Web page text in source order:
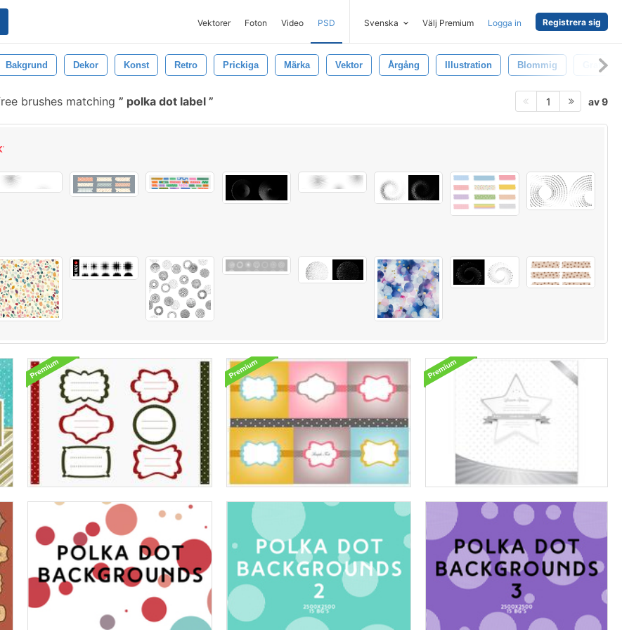
Vektorer Foton Video PSD Svenska Välj Premium Logga in Registrera sig
Bakgrund Dekor Konst Retro Prickiga Märka Vektor Årgång Illustration Blommig Grafisk
brushes matching polka dot label 1 av 9